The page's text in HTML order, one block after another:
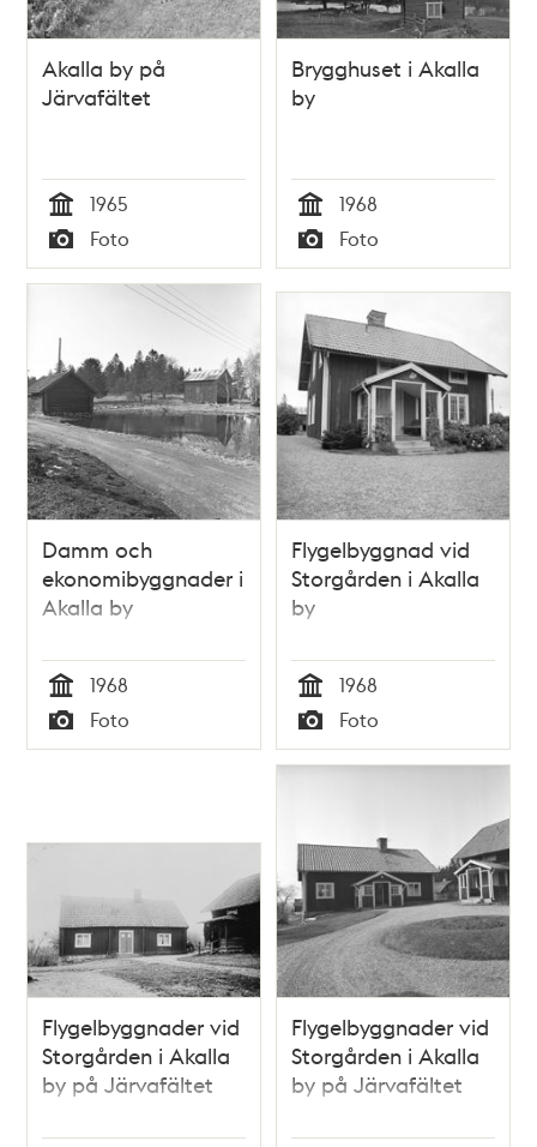
Akalla by på
Järvafältet
Tid
1965
Typ
Foto
Brygghuset i Akalla
by
Tid
1968
Typ
Foto
Damm och
ekonomibyggnader i
Akalla by
Tid
1968
Typ
Foto
Flygelbyggnad vid
Storgården i Akalla
by
Tid
1968
Typ
Foto
Flygelbyggnader vid
Storgården i Akalla
by på Järvafältet
Flygelbyggnader vid
Storgården i Akalla
by på Järvafältet